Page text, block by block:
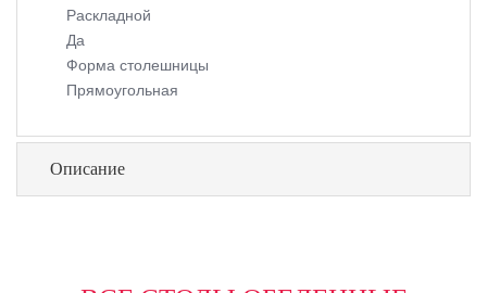
Раскладной
Да
Форма столешницы
Прямоугольная
Описание